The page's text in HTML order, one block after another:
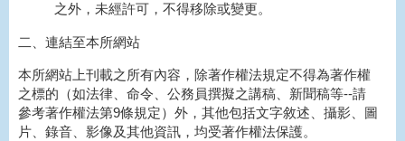
之外，未經許可，不得移除或變更。
二、連結至本所網站
本所網站上刊載之所有內容，除著作權法規定不得為著作權
之標的（如法律、命令、公務員撰擬之講稿、新聞稿等--請
參考著作權法第9條規定）外，其他包括文字敘述、攝影、圖
片、錄音、影像及其他資訊，均受著作權法保護。